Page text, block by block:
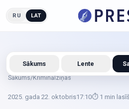
RU LAT
Sākums/Kriminālziņas
2025. gada 22. oktobris17:10⏱ 1 min
Sākums Lente